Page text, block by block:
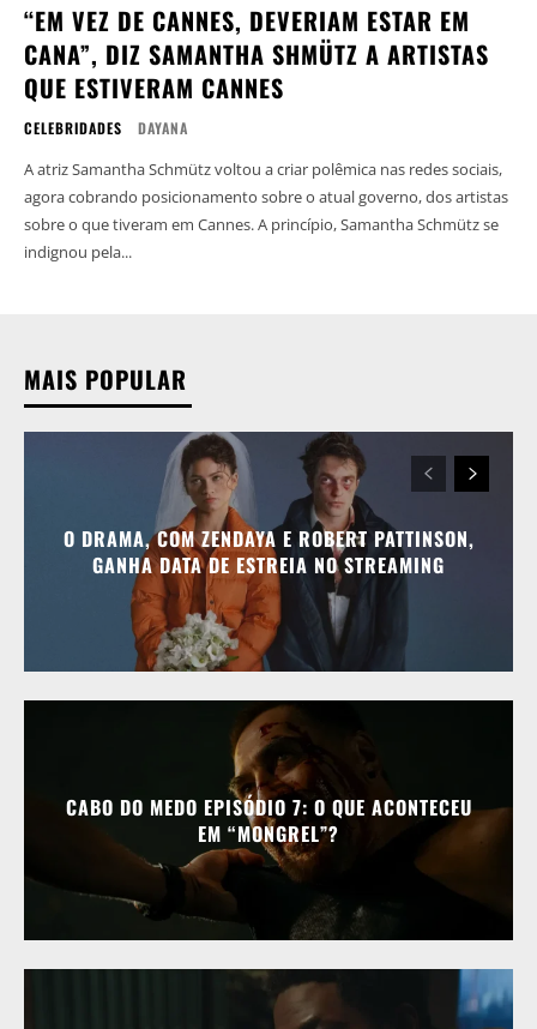
“EM VEZ DE CANNES, DEVERIAM ESTAR EM
CANA”, DIZ SAMANTHA SHMÜTZ A ARTISTAS
QUE ESTIVERAM CANNES
CELEBRIDADES DAYANA
A atriz Samantha Schmütz voltou a criar polêmica nas redes sociais,
agora cobrando posicionamento sobre o atual governo, dos artistas
sobre o que tiveram em Cannes. A princípio, Samantha Schmütz se
indignou pela...
MAIS POPULAR
O DRAMA, COM ZENDAYA E ROBERT PATTINSON,
GANHA DATA DE ESTREIA NO STREAMING
CABO DO MEDO EPISÓDIO 7: O QUE ACONTECEU
EM “MONGREL”?